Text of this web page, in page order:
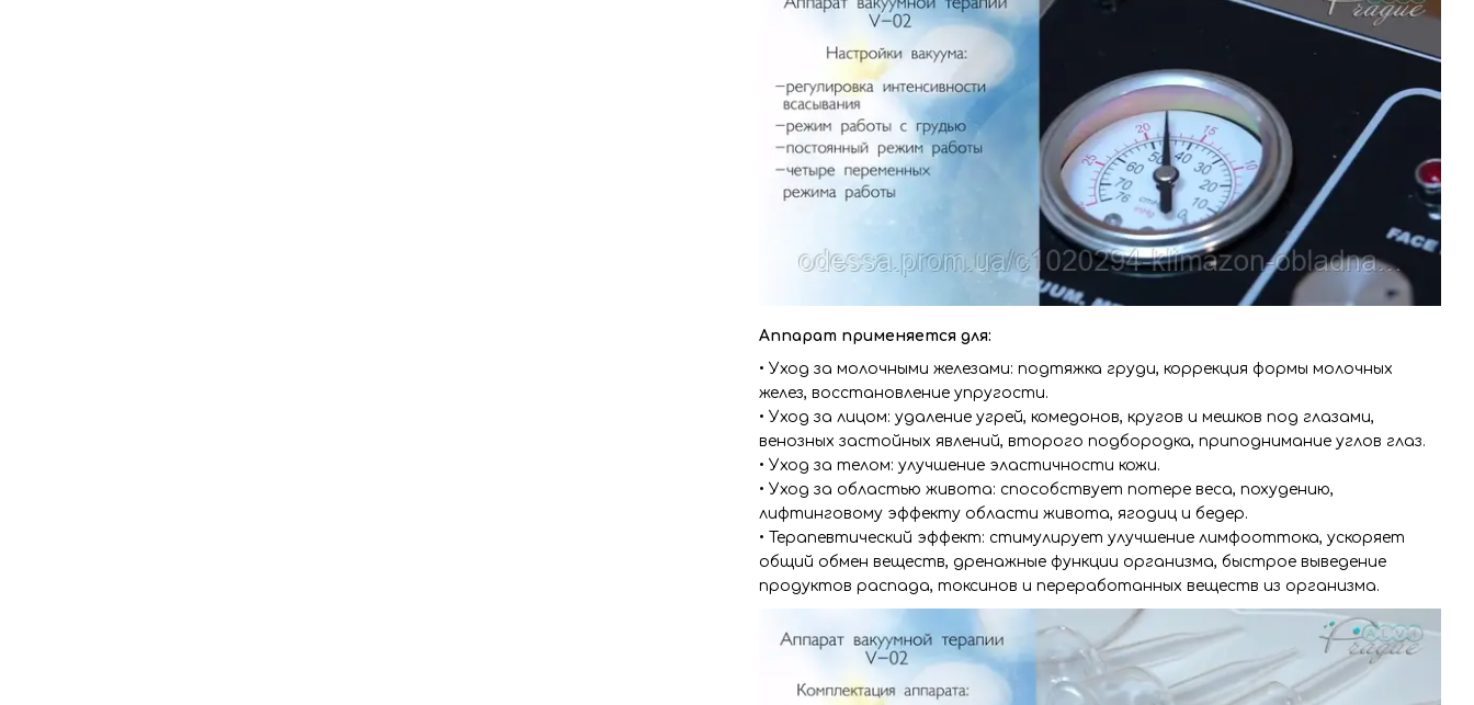
Аппарат применяется для:
• Уход за молочными железами: подтяжка груди, коррекция формы молочных
желез, восстановление упругости.
• Уход за лицом: удаление угрей, комедонов, кругов и мешков под глазами,
венозных застойных явлений, второго подбородка, приподнимание углов глаз.
• Уход за телом: улучшение эластичности кожи.
• Уход за областью живота: способствует потере веса, похудению,
лифтинговому эффекту области живота, ягодиц и бедер.
• Терапевтический эффект: стимулирует улучшение лимфооттока, ускоряет
общий обмен веществ, дренажные функции организма, быстрое выведение
продуктов распада, токсинов и переработанных веществ из организма.